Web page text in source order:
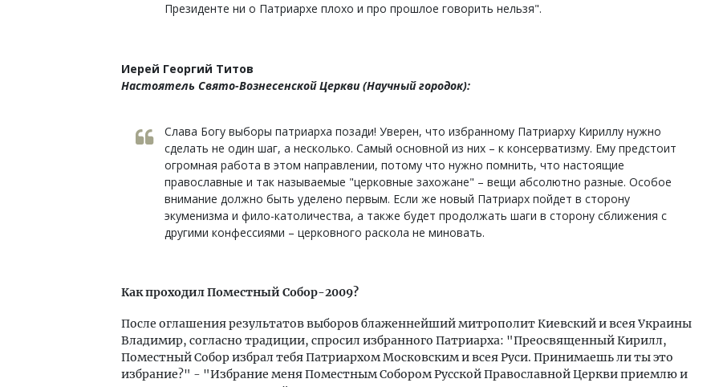
Президенте ни о Патриархе плохо и про прошлое говорить нельзя".
Иерей Георгий Титов
Настоятель Свято-Вознесенской Церкви (Научный городок):
Слава Богу выборы патриарха позади! Уверен, что избранному Патриарху Кириллу нужно
сделать не один шаг, а несколько. Самый основной из них – к консерватизму. Ему предстоит
огромная работа в этом направлении, потому что нужно помнить, что настоящие
православные и так называемые "церковные захожане" – вещи абсолютно разные. Особое
внимание должно быть уделено первым. Если же новый Патриарх пойдет в сторону
экуменизма и фило-католичества, а также будет продолжать шаги в сторону сближения с
другими конфессиями – церковного раскола не миновать.
Как проходил Поместный Собор-2009?
После оглашения результатов выборов блаженнейший митрополит Киевский и всея Украины
Владимир, согласно традиции, спросил избранного Патриарха: "Преосвященный Кирилл,
Поместный Собор избрал тебя Патриархом Московским и всея Руси. Принимаешь ли ты это
избрание?" - "Избрание меня Поместным Собором Русской Православной Церкви приемлю и